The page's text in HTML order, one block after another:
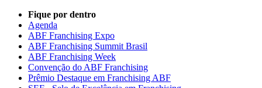
Fique por dentro
Agenda
ABF Franchising Expo
ABF Franchising Summit Brasil
ABF Franchising Week
Convenção do ABF Franchising
Prêmio Destaque em Franchising ABF